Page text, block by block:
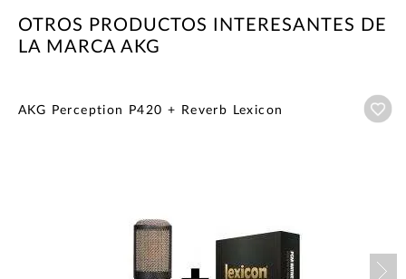
OTROS PRODUCTOS INTERESANTES DE
LA MARCA AKG
AKG Perception P420 + Reverb Lexicon